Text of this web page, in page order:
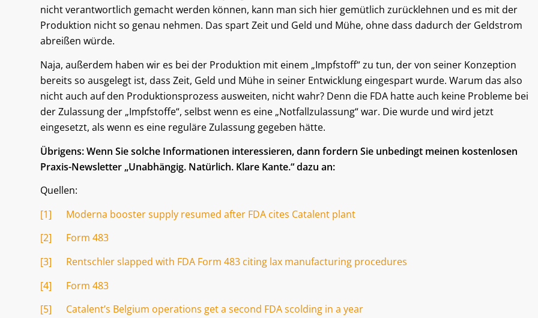
nicht verantwortlich gemacht werden können, kann man sich hier gemütlich zurücklehnen und es mit der
Produktion nicht so genau nehmen. Das spart Zeit und Geld und Mühe, ohne dass dadurch der Geldstrom
abreißen würde.
Naja, außerdem haben wir es bei der Produktion mit einem „Impfstoff“ zu tun, der von seiner Konzeption
bereits so ausgelegt ist, dass Zeit, Geld und Mühe in seiner Entwicklung eingespart wurde. Warum das also
nicht auch auf den Produktionsprozess ausweiten, nicht wahr? Denn die FDA hatte auch keine Probleme bei
der Zulassung der „Impfstoffe“, selbst wenn es eine „Notfallzulassung“ war. Die wurde und wird jetzt
eingesetzt, als wenn es eine reguläre Zulassung gegeben hätte.
Übrigens: Wenn Sie solche Informationen interessieren, dann fordern Sie unbedingt meinen kostenlosen
Praxis-Newsletter „Unabhängig. Natürlich. Klare Kante.“ dazu an:
Quellen:
[1] Moderna booster supply resumed after FDA cites Catalent plant
[2] Form 483
[3] Rentschler slapped with FDA Form 483 citing lax manufacturing procedures
[4] Form 483
[5] Catalent’s Belgium operations get a second FDA scolding in a year